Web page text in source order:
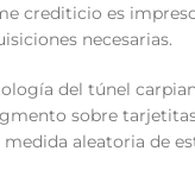
crediticio es
necesarias.
del túnel
sobre
aleatoria de